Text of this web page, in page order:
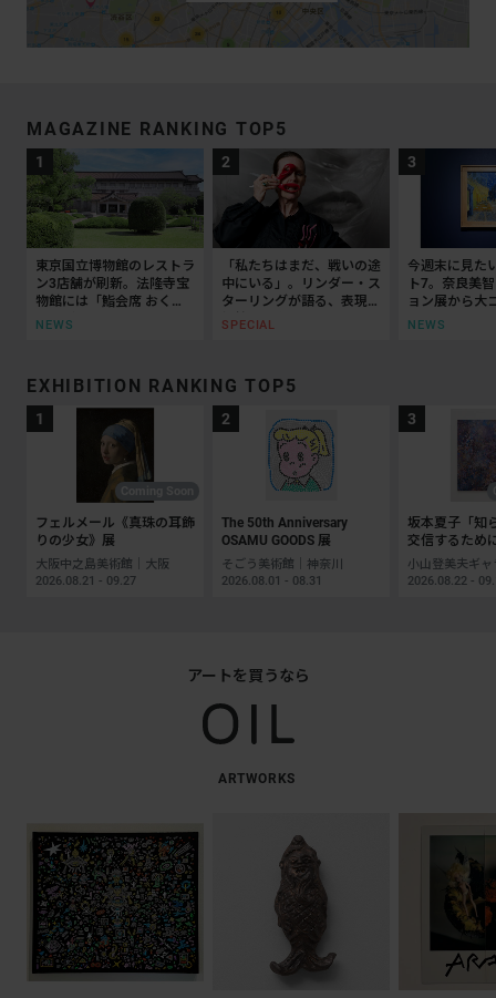
MAGAZINE RANKING TOP5
東京国立博物館のレストラ
ン3店舗が刷新。法隆寺宝
物館には「鮨会席 おく
乃」がオープン
NEWS
「私たちはまだ、戦いの途
中にいる」。リンダー・ス
ターリングが語る、表現と
抵抗の50年
SPECIAL
今週末に見た
ト7。奈良美
ョン展から大
ッティチェリ
NEWS
EXHIBITION RANKING TOP5
フェルメール《真珠の耳飾
りの少女》展
大阪中之島美術館｜大阪
2026.08.21 - 09.27
The 50th Anniversary
OSAMU GOODS 展
そごう美術館｜神奈川
2026.08.01 - 08.31
坂本夏子「知
交信するため
2026.08.22 -
アートを買うなら
ARTWORKS